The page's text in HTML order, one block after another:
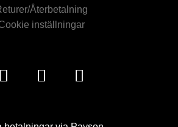
Återbetalning
inställningar